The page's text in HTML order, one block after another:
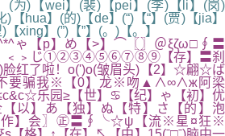
(为)【wei】(裴)【pei】(李)【li】(岗)
)【hua】(的)【de】(“)【“】(贾)【jia】
xing】(”)【”】(。)【。】
ゃ【p】め【>】⌒〖〗＠ξζω□∮〓
﹤﹥じ①②③④⑤⑥⑦⑧⑨【存】〓刹
脸红了啦！o(')o(皱眉头)【2】☆翩☆ば
要骗我※【0】龙※吻▲∧∞∧ж阿梁
乐园≥【世】♋【纪】ゃ【初】优
以】あ【独】ぬ【特】さ【的】泡
作】会〗㊣〓∮╰☆ψ【流※星¤狂※